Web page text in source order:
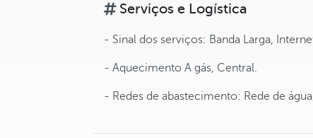
Serviços e Logística
- Sinal dos serviços: Banda Larga,
- Aquecimento A gás, Central.
- Redes de abastecimento: Rede de